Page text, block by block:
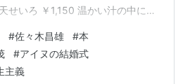
の商品を含むブログ (6件) を見る
ヌ歳時記―二風谷のくらしと心
せいろ ￥1,150 温かい汁の中に小
有明産訳あり焼き海苔
りて読んだ本、あるいは、「呪
台で」 呪鶴 死ね おまえ傴僂の 北
#佐々木昌雄 #本
#アイヌの結婚式
主義